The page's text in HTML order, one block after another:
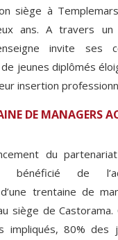
siège à
ans. A travers un
invite ses
jeunes diplômés
insertion
DE MANAGERS
du
de
trentaine de
siège de
impliqués, 80% des